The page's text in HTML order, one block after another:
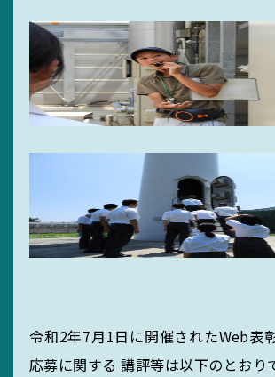
令和2年7月1日に開催されたWeb表
応募に関する 講評等は以下のとおり